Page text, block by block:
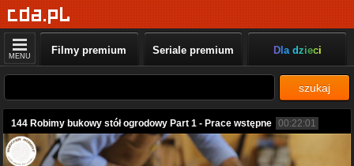
MENU Filmy premium Seriale premium Dla dzieci
szukaj
144 Robimy bukowy stół ogrodowy Part 1 - Prace wstępne 00:22:01